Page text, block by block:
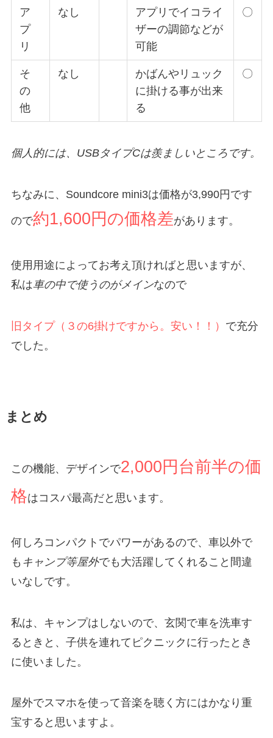
ア
プ
リ
なし
アプリでイコライ
ザーの調節などが
可能
〇
そ
の
他
なし
かばんやリュック
に掛ける事が出来
る
〇
個人的には、USBタイプCは羨ましいところです。
ちなみに、Soundcore mini3は価格が3,990円です
ので約1,600円の価格差があります。
使用用途によってお考え頂ければと思いますが、
私は車の中で使うのがメインなので
旧タイプ（３の6掛けですから。安い！！） で充分
でした。
まとめ
この機能、デザインで2,000円台前半の価
格はコスパ最高だと思います。
何しろコンパクトでパワーがあるので、車以外で
も キャンプ等屋外でも大活躍してくれること間違
いなしです。
私は、キャンプはしないので、玄関で車を洗車す
るときと、子供を連れてピクニックに行ったとき
に使いました。
屋外でスマホを使って音楽を聴く方にはかなり重
宝すると思いますよ。